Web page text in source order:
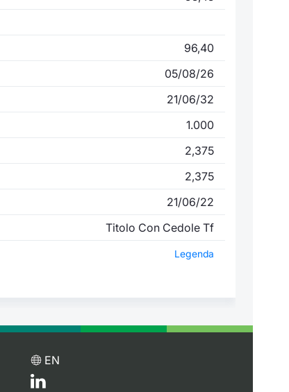
96,40
05/08/26
21/06/32
1.000
2,375
2,375
21/06/22
Titolo Con Cedole Tf
Legenda
EN